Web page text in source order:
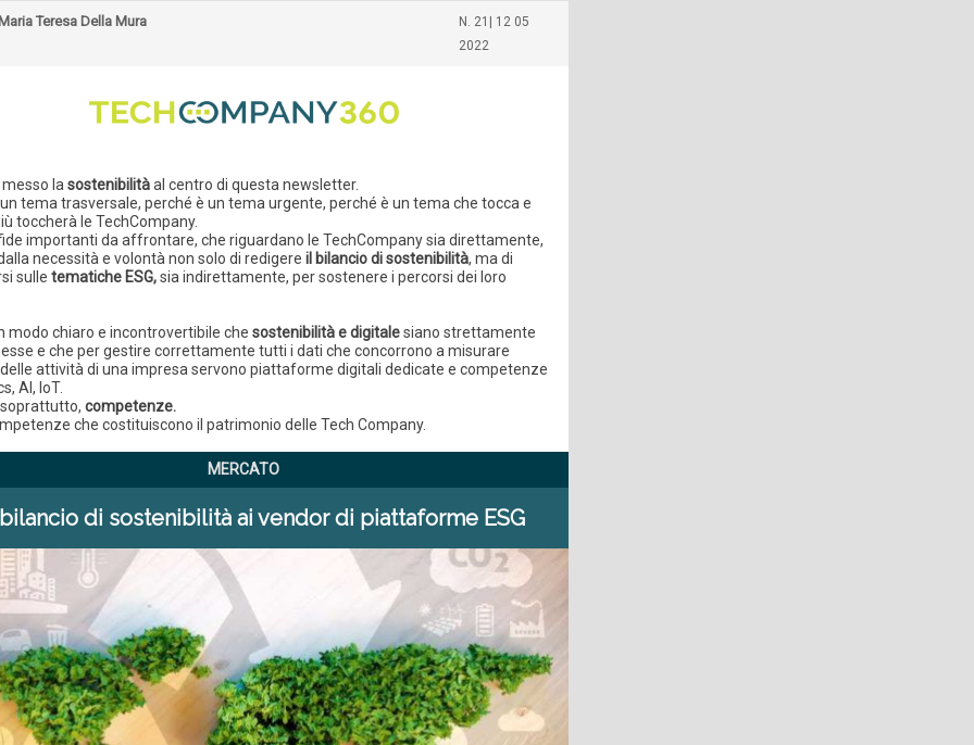
Teresa Della Mura
N. 21| 12 05
2022
la sostenibilitàal centro di questa newsletter.
tema trasversale, perché è un tema urgente, perché è un tema che tocca e
toccherà le TechCompany.
importanti da affrontare, che riguardano le TechCompany sia direttamente,
necessità e volontà non solo di redigere il bilancio di sostenibilità, ma di
sulle tematiche ESG,sia indirettamente, per sostenere i percorsi dei loro
modo chiaro e incontrovertibile che sostenibilità e digitalesiano strettamente
e che per gestire correttamente tutti i dati che concorrono a misurare
attività di una impresa servono piattaforme digitali dedicate e competenze
AI, IoT.
competenze.
che costituiscono il patrimonio delle Tech Company.
MERCATO
di sostenibilità ai vendor di piattaforme ESG